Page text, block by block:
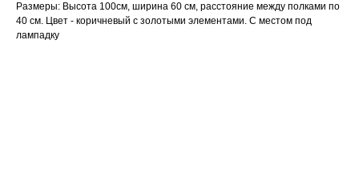
Размеры: Высота 100см, ширина 60 см, расстояние между полками по
40 см. Цвет - коричневый с золотыми элементами. С местом под
лампадку